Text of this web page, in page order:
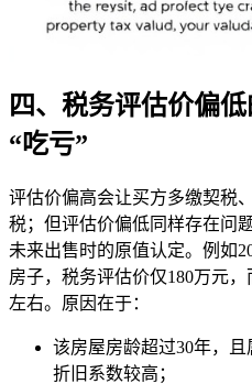
四、税务评估价偏
“吃亏”
评估价偏高会让买方多缴契税
税；但评估价偏低同样存在
未来出售时的原值认定。例如
房子，税务评估价仅180万元
左右。原因在于：
该房屋房龄超过30年，
折旧系数较高；